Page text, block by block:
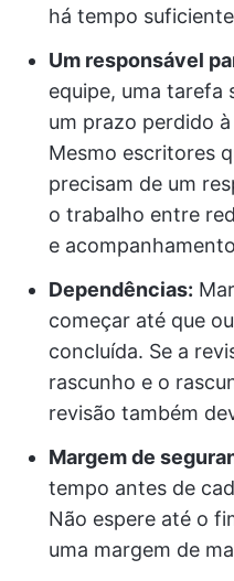
há tempo
Um responsável
equipe, uma tarefa
um prazo perdido
Mesmo escritores
precisam de um
o trabalho entre
e acompanhamento
Dependências:
começar até que
concluída. Se a
rascunho e o
revisão também
Margem de
tempo antes de
Não espere até o
uma margem de